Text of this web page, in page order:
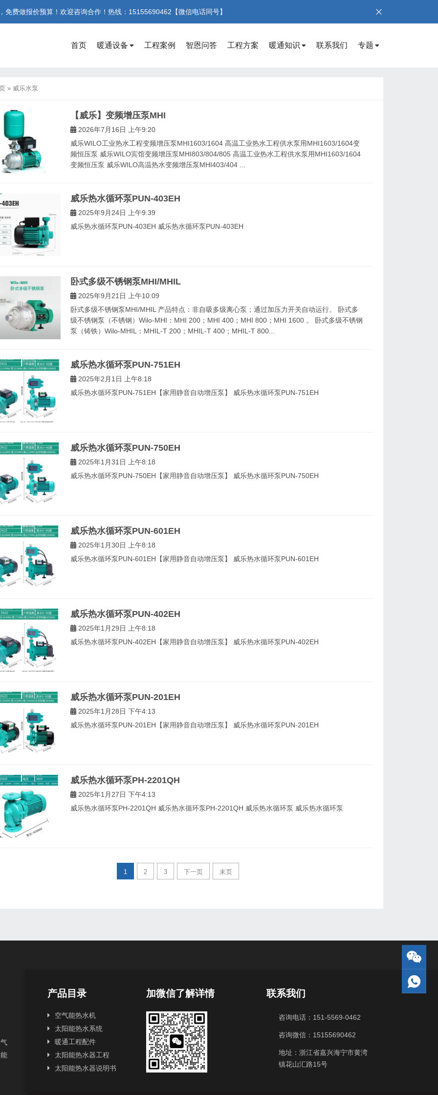
费做报价预算！欢迎咨询合作！热线：15155690462【微信电话同号】
首页 暖通设备 工程案例 智恩问答 工程方案 暖通知识 联系我们 专题
» 威乐水泵
【威乐】变频增压泵MHI
2026年7月16日 上午9:20
威乐WILO工业热水工程变频增压泵MHI1603/1604 高温工业热水工程供水泵用MHI1603/1604变
频恒压泵 威乐WILO宾馆变频增压泵MHI803/804/805 高温工业热水工程供水泵用MHI1603/1604
变频恒压泵 威乐WILO高温热水变频增压泵MHI403/404 ...
威乐热水循环泵PUN-403EH
2025年9月24日 上午9:39
威乐热水循环泵PUN-403EH 威乐热水循环泵PUN-403EH
卧式多级不锈钢泵MHI/MHIL
2025年9月21日 上午10:09
卧式多级不锈钢泵MHI/MHIL 产品特点：非自吸多级离心泵；通过加压力开关自动运行。 卧式多
级不锈钢泵（不锈钢）Wilo-MHI：MHI 200；MHI 400；MHI 800；MHI 1600 。 卧式多级不锈钢
泵（铸铁）Wilo-MHIL：MHIL-T 200；MHIL-T 400；MHIL-T 800...
威乐热水循环泵PUN-751EH
2025年2月1日 上午8:18
威乐热水循环泵PUN-751EH【家用静音自动增压泵】 威乐热水循环泵PUN-751EH
威乐热水循环泵PUN-750EH
2025年1月31日 上午8:18
威乐热水循环泵PUN-750EH【家用静音自动增压泵】 威乐热水循环泵PUN-750EH
威乐热水循环泵PUN-601EH
2025年1月30日 上午8:18
威乐热水循环泵PUN-601EH【家用静音自动增压泵】 威乐热水循环泵PUN-601EH
威乐热水循环泵PUN-402EH
2025年1月29日 上午8:18
威乐热水循环泵PUN-402EH【家用静音自动增压泵】 威乐热水循环泵PUN-402EH
威乐热水循环泵PUN-201EH
2025年1月28日 下午4:13
威乐热水循环泵PUN-201EH【家用静音自动增压泵】 威乐热水循环泵PUN-201EH
威乐热水循环泵PH-2201QH
2025年1月27日 下午4:13
威乐热水循环泵PH-2201QH 威乐热水循环泵PH-2201QH 威乐热水循环泵 威乐热水循环泵
1 2 3 下一页 末页
产品目录
空气能热水机
太阳能热水系统
暖通工程配件
太阳能热水器工程
太阳能热水器说明书
加微信了解详情 联系我们
咨询电话：151-5569-0462
咨询微信：15155690462
地址：浙江省嘉兴海宁市黄湾
镇花山汇路15号